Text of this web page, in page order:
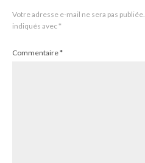
Votre adresse e-mail ne sera pas publiée.
indiqués avec*
Commentaire*